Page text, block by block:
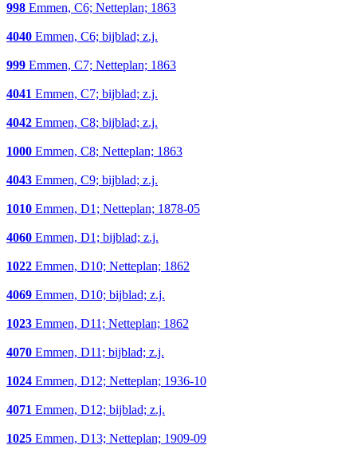
998 Emmen, C6; Netteplan; 1863
4040 Emmen, C6; bijblad; z.j.
999 Emmen, C7; Netteplan; 1863
4041 Emmen, C7; bijblad; z.j.
4042 Emmen, C8; bijblad; z.j.
1000 Emmen, C8; Netteplan; 1863
4043 Emmen, C9; bijblad; z.j.
1010 Emmen, D1; Netteplan; 1878-05
4060 Emmen, D1; bijblad; z.j.
1022 Emmen, D10; Netteplan; 1862
4069 Emmen, D10; bijblad; z.j.
1023 Emmen, D11; Netteplan; 1862
4070 Emmen, D11; bijblad; z.j.
1024 Emmen, D12; Netteplan; 1936-10
4071 Emmen, D12; bijblad; z.j.
1025 Emmen, D13; Netteplan; 1909-09